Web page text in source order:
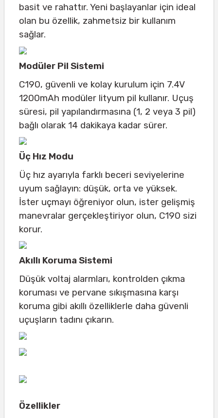
basit ve rahattır. Yeni başlayanlar için ideal
olan bu özellik, zahmetsiz bir kullanım
sağlar.
Modüler Pil Sistemi
C190, güvenli ve kolay kurulum için 7.4V
1200mAh modüler lityum pil kullanır. Uçuş
süresi, pil yapılandırmasına (1, 2 veya 3 pil)
bağlı olarak 14 dakikaya kadar sürer.
Üç Hız Modu
Üç hız ayarıyla farklı beceri seviyelerine
uyum sağlayın: düşük, orta ve yüksek.
İster uçmayı öğreniyor olun, ister gelişmiş
manevralar gerçekleştiriyor olun, C190 sizi
korur.
Akıllı Koruma Sistemi
Düşük voltaj alarmları, kontrolden çıkma
koruması ve pervane sıkışmasına karşı
koruma gibi akıllı özelliklerle daha güvenli
uçuşların tadını çıkarın.
Özellikler